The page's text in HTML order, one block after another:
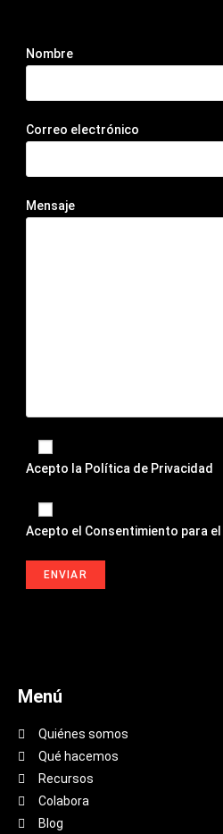
Nombre
Correo electrónico
Mensaje
Acepto la Política de Privacidad
Acepto el Consentimiento para
Menú
Quiénes somos
Qué hacemos
Recursos
Colabora
Blog